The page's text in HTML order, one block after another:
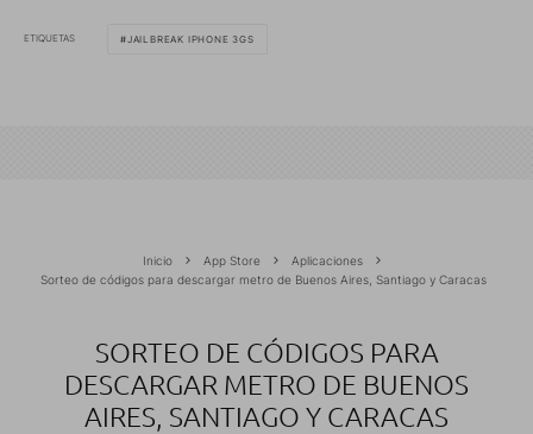
ETIQUETAS JAILBREAK IPHONE 3GS
Inicio App Store
Aplicaciones
Sorteo de códigos para descargar metro de Buenos Aires, Santiago y Caracas
SORTEO DE CÓDIGOS PARA
DESCARGAR METRO DE BUENOS
AIRES, SANTIAGO Y CARACAS